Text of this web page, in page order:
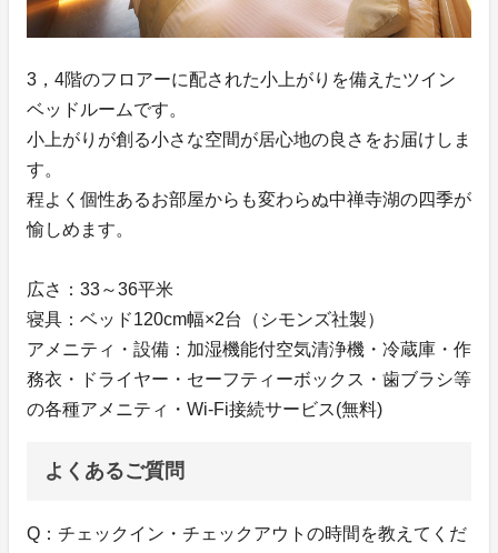
3，4階のフロアーに配された小上がりを備えたツイン
ベッドルームです。
小上がりが創る小さな空間が居心地の良さをお届けしま
す。
程よく個性あるお部屋からも変わらぬ中禅寺湖の四季が
愉しめます。
広さ：33～36平米
寝具：ベッド120cm幅×2台（シモンズ社製）
アメニティ・設備：加湿機能付空気清浄機・冷蔵庫・作
務衣・ドライヤー・セーフティーボックス・歯ブラシ等
の各種アメニティ・Wi-Fi接続サービス(無料)
よくあるご質問
Q：チェックイン・チェックアウトの時間を教えてくだ